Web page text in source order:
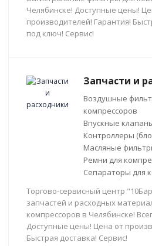
Челябинске! Доступные цены!
производителей! Гарантия!
под ключ! Сервис!
Запчасти и
Воздушные
компрессоров
Впускные
Контроллеры
Масляные
Ремни для
Сепараторы для
Торгово-сервисный центр
запчастей и расходных
компрессоров в Челябинске!
Доступные цены! Цена от
Быстрая доставка! Сервис!